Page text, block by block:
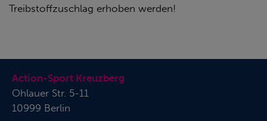
Treibstoffzuschlag erhoben werden!
Action-Sport Kreuzberg
Ohlauer Str. 5-11
10999 Berlin